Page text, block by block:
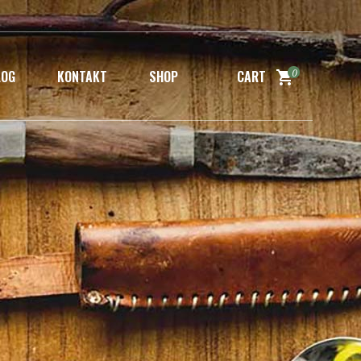
KONTAKT SHOP CART 0
No products in the cart.